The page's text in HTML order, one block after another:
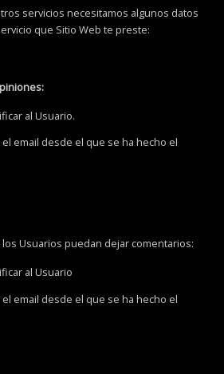
servicios necesitamos algunos datos
que Sitio Web te preste:
al Usuario.
email desde el que se ha hecho el
Usuarios puedan dejar comentarios:
al Usuario
email desde el que se ha hecho el